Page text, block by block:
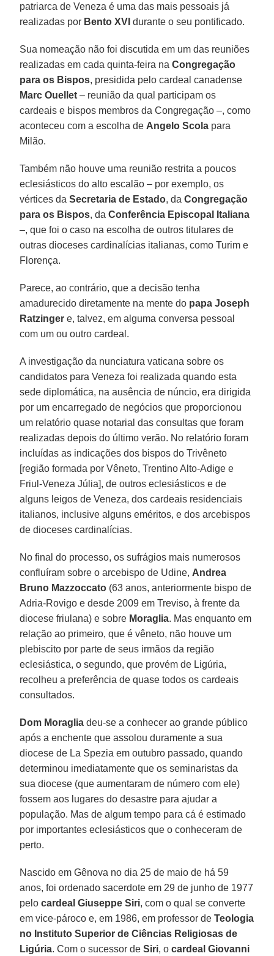
patriarca de Veneza é uma das mais pessoais já
realizadas por Bento XVI durante o seu pontificado.
Sua nomeação não foi discutida em um das reuniões
realizadas em cada quinta-feira naCongregação
para os Bispos, presidida pelo cardeal canadense
Marc Ouellet – reunião da qual participam os
cardeais e bispos membros da Congregação –, como
aconteceu com a escolha de Angelo Scola para
Milão.
Também não houve uma reunião restrita a poucos
eclesiásticos do alto escalão – por exemplo, os
vértices daSecretaria de Estado, daCongregação
para os Bispos, daConferência Episcopal Italiana
–, que foi o caso na escolha de outros titulares de
outras dioceses cardinalícias italianas, como Turim e
Florença.
Parece, ao contrário, que a decisão tenha
amadurecido diretamente na mente do papa Joseph
Ratzinger e, talvez, em alguma conversa pessoal
com um ou outro cardeal.
A investigação da nunciatura vaticana sobre os
candidatos para Veneza foi realizada quando esta
sede diplomática, na ausência de núncio, era dirigida
por um encarregado de negócios que proporcionou
um relatório quase notarial das consultas que foram
realizadas depois do último verão. No relatório foram
incluídas as indicações dos bispos do Trivêneto
[região formada por Vêneto, Trentino Alto-Adige e
Friul-Veneza Júlia], de outros eclesiásticos e de
alguns leigos de Veneza, dos cardeais residenciais
italianos, inclusive alguns eméritos, e dos arcebispos
de dioceses cardinalícias.
No final do processo, os sufrágios mais numerosos
confluíram sobre o arcebispo de Udine, Andrea
Bruno Mazzoccato (63 anos, anteriormente bispo de
Adria-Rovigo e desde 2009 em Treviso, à frente da
diocese friulana) e sobre Moraglia. Mas enquanto em
relação ao primeiro, que é vêneto, não houve um
plebiscito por parte de seus irmãos da região
eclesiástica, o segundo, que provém de Ligúria,
recolheu a preferência de quase todos os cardeais
consultados.
Dom Moraglia deu-se a conhecer ao grande público
após a enchente que assolou duramente a sua
diocese de La Spezia em outubro passado, quando
determinou imediatamente que os seminaristas da
sua diocese (que aumentaram de número com ele)
fossem aos lugares do desastre para ajudar a
população. Mas de algum tempo para cá é estimado
por importantes eclesiásticos que o conheceram de
perto.
Nascido em Gênova no dia 25 de maio de há 59
anos, foi ordenado sacerdote em 29 de junho de 1977
pelocardeal Giuseppe Siri, com o qual se converte
em vice-pároco e, em 1986, em professor deTeologia
no Instituto Superior de Ciências Religiosas de
Ligúria. Com o sucessor deSiri, ocardeal Giovanni